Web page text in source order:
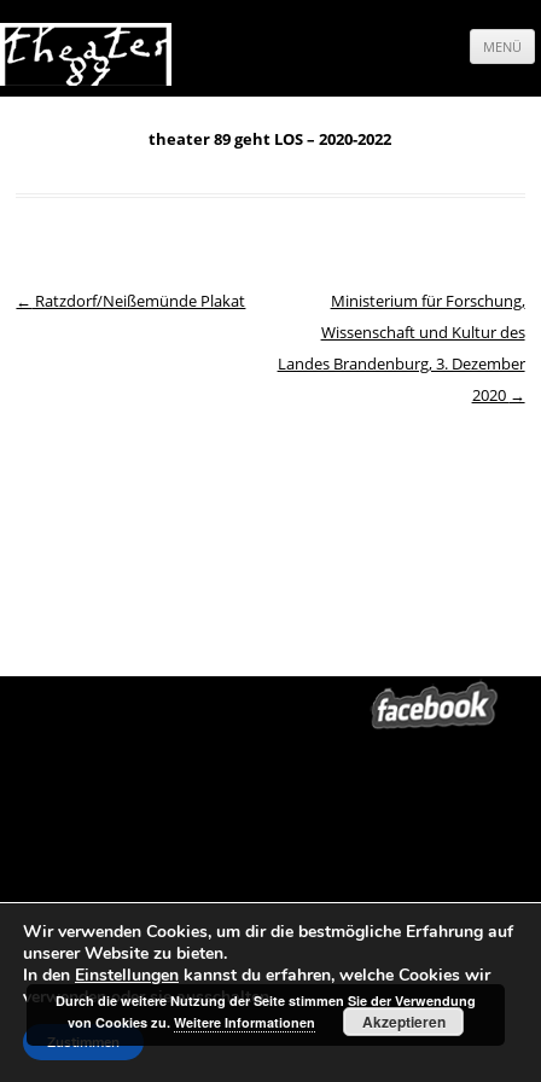
MENÜ
Springe
theater 89 geht LOS – 2020-2022
Beitrags-Navigation
← Ratzdorf/Neißemünde Plakat
Ministerium für Forschung,
Wissenschaft und Kultur des
Landes Brandenburg, 3. Dezember
2020 →
Wir verwenden Cookies, um dir die bestmögliche Erfahrung auf
unserer Website zu bieten.
In den Einstellungen kannst du erfahren, welche Cookies wir
verwenden oder sie ausschalten.
Zustimmen
Durch die weitere Nutzung der Seite stimmen Sie der Verwendung
von Cookies zu.Weitere Informationen Akzeptieren